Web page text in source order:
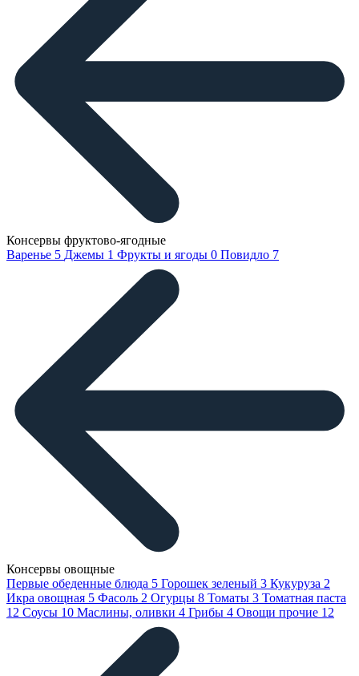
Консервы фруктово-ягодные
Варенье 5 Джемы 1 Фрукты и ягоды 0 Повидло 7
Консервы овощные
Первые обеденные блюда 5 Горошек зеленый 3 Кукуруза 2
Икра овощная 5 Фасоль 2 Огурцы 8 Томаты 3 Томатная паста
12 Соусы 10 Маслины, оливки 4 Грибы 4 Овощи прочие 12